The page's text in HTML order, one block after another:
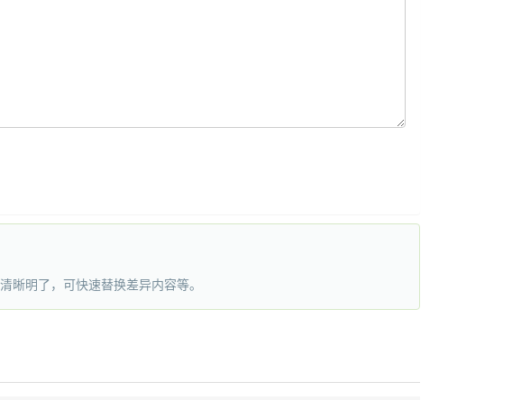
晰明了，可快速替换差异内容等。